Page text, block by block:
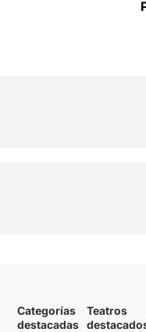
Categorías
destacadas
Teatros